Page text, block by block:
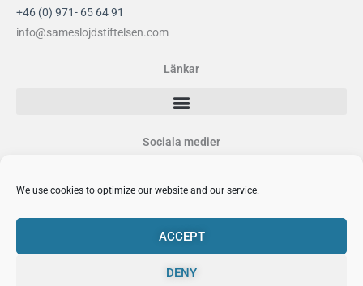
We use cookies to optimize our website and our service.
ACCEPT
DENY
+46 (0) 971- 65 64 91
info@sameslojdstiftelsen.com
Länkar
Sociala medier
a
e
o
n
t
a
g
a
o
t
u
b
i
t
r
Sámi Duodji Sameslöjdstiftelsen © 2026